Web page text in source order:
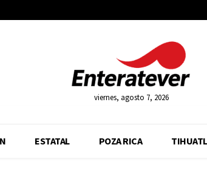
viernes, agosto 7, 2026
ESTATAL POZA RICA